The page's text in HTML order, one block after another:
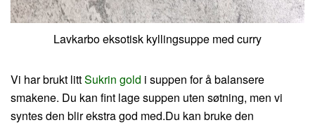
Lavkarbo eksotisk kyllingsuppe med curry
Vi har brukt littSukrin gold i suppen for å balansere
smakene. Du kan fint lage suppen uten søtning, men vi
syntes den blir ekstra god med.Du kan bruke den